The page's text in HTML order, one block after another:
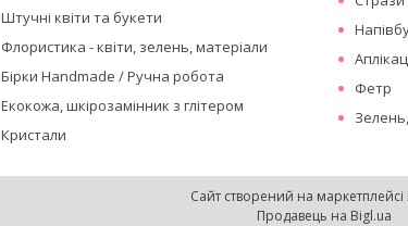
Штучні квіти та букети
Флористика - квіти, зелень, матеріали
Бірки Handmade / Ручна робота
Екокожа, шкірозамінник з глітером
Кристали
Фетр
Сайт створений на маркетплейсі
Продавець на Bigl.ua